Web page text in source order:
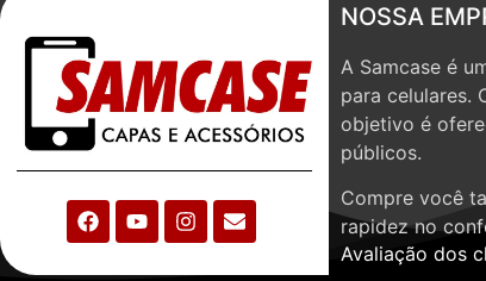
NOSSA
A Samcase é
para celulares.
objetivo é
públicos.
Compre você
rapidez no
Avaliação dos